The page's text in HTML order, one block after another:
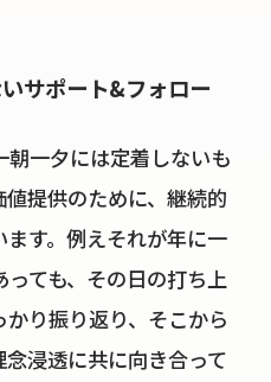
サポート&フォロー
一夕には定着しないも
提供のために、継続的
す。例えそれが年に一
ても、その日の打ち上
り振り返り、そこから
浸透に共に向き合って